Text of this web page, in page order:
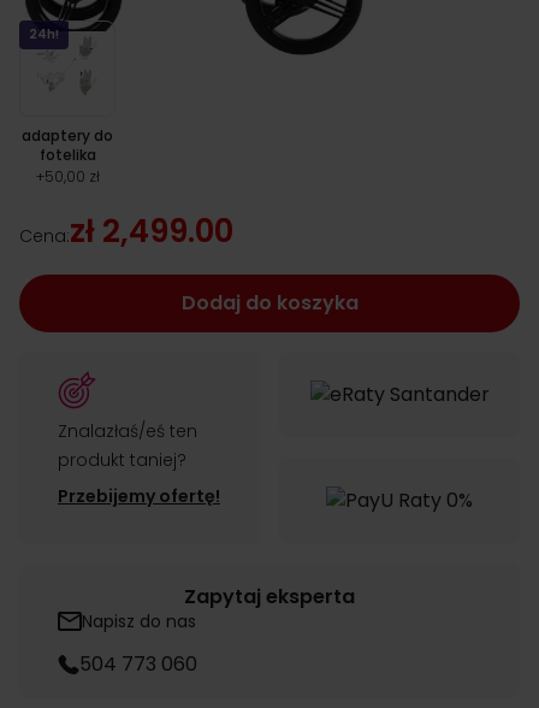
24h!
adaptery do
fotelika
+50,00 zł
Cena:zł 2,499.00
Dodaj do koszyka
Znalazłaś/eś ten
produkt taniej?
Przebijemy ofertę!
Zapytaj eksperta
Napisz do nas
504 773 060